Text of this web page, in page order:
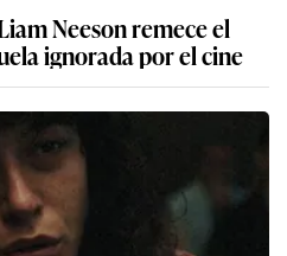
Neeson remece el
ignorada por el cine